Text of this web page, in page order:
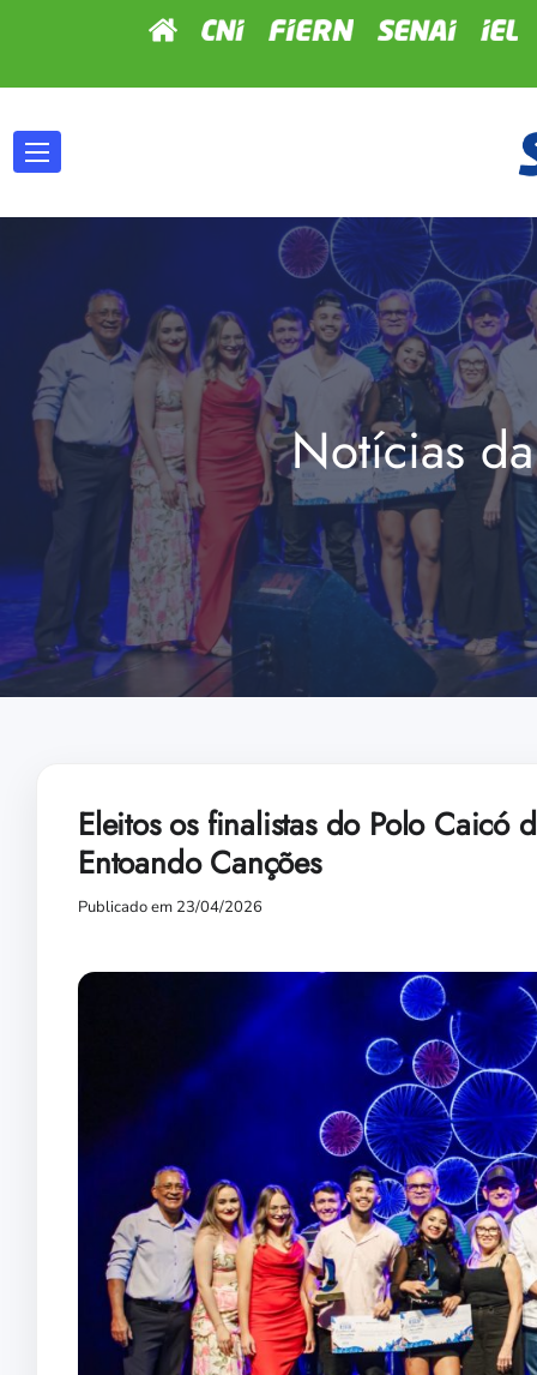
Notícias
Eleitos os finalistas do Polo Caicó
Entoando Canções
Publicado em 23/04/2026